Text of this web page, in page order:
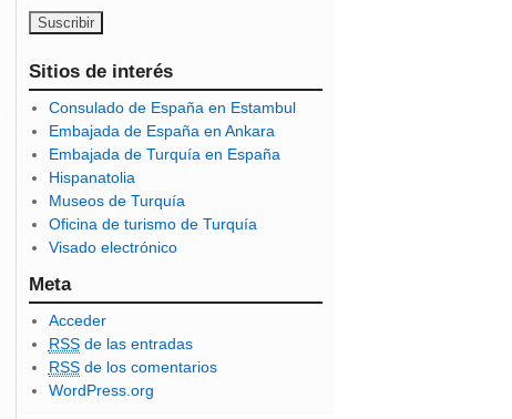
c
c
i
ó
n
d
e
c
o
r
r
e
o
e
l
Sitios de interés
Consulado de España en Estambul
Embajada de España en Ankara
Embajada de Turquía en España
Hispanatolia
Museos de Turquía
Oficina de turismo de Turquía
Visado electrónico
Meta
Acceder
RSSde las entradas
RSSde los comentarios
WordPress.org